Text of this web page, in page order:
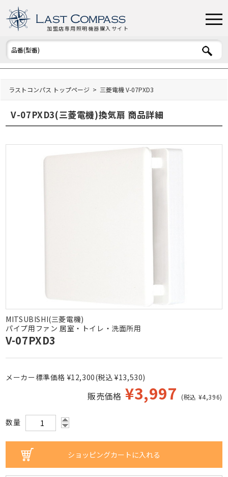
加盟店専用照明機器購入サイト
ラストコンパス トップページ 三菱電機 V-07PXD3
V-07PXD3(三菱電機)換気扇 商品詳細
MITSUBISHI(三菱電機)
パイプ用ファン 居室・トイレ・洗面所用
V-07PXD3
メーカー標準価格 ¥12,300(税込 ¥13,530)
販売価格 ¥3,997 (税込 ¥4,396)
数量